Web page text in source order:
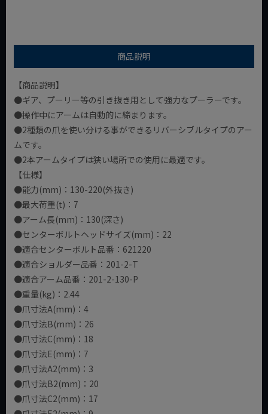
商品説明
【商品説明】
●ギア、プーリー等の引き抜き用として強力なプーラーです。
●操作中にアームは自動的に締まります。
●2種類の爪を使い分ける事ができるリバーシブルタイプのアー
ムです。
●2本アームタイプは狭い場所での使用に最適です。
【仕様】
●能力(mm)：130-220(外抜き)
●最大荷重(t)：7
●アーム長(mm)：130(深さ)
●センターボルトヘッドサイズ(mm)：22
●適合センターボルト品番：621220
●適合ショルダー品番：201-2-T
●適合アーム品番：201-2-130-P
●重量(kg)：2.44
●爪寸法A(mm)：4
●爪寸法B(mm)：26
●爪寸法C(mm)：18
●爪寸法E(mm)：7
●爪寸法A2(mm)：3
●爪寸法B2(mm)：20
●爪寸法C2(mm)：17